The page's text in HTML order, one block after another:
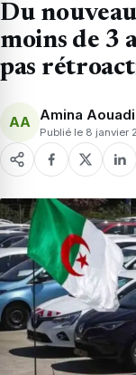
Du
moins de 3
pas
AA Amina Aouadi
Publié le 8 janvier